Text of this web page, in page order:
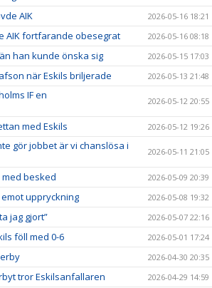
AIK 2026-05-16 18:21
AIK fortfarande obesegrat 2026-05-16 08:18
han kunde önska sig 2026-05-15 17:03
när Eskils briljerade 2026-05-13 21:48
IF en
2026-05-12 20:55
med Eskils 2026-05-12 19:26
gör jobbet är vi chanslösa i
2026-05-11 21:05
besked 2026-05-09 20:39
uppryckning 2026-05-08 19:32
jag gjort” 2026-05-07 22:16
föll med 0-6 2026-05-01 17:24
2026-04-30 20:35
tror Eskilsanfallaren 2026-04-29 14:59